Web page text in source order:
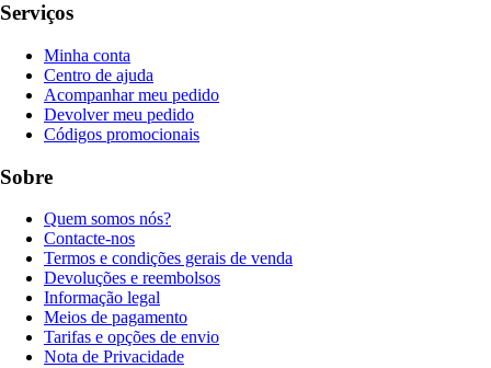
Serviços
Minha conta
Centro de ajuda
Acompanhar meu pedido
Devolver meu pedido
Códigos promocionais
Sobre
Quem somos nós?
Contacte-nos
Termos e condições gerais de venda
Devoluções e reembolsos
Informação legal
Meios de pagamento
Tarifas e opções de envio
Nota de Privacidade